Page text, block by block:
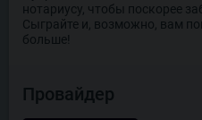
нотариусу, чтобы поскорее
Сыграйте и, возможно, вам
больше!
Провайдер